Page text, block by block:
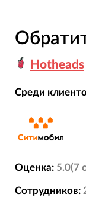
Hotheads
Среди
Оценка: 5.0(7
Сотрудников: